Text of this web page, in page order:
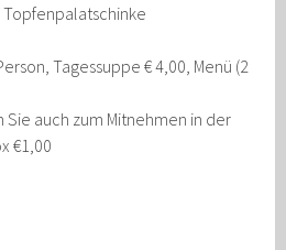
Tagessuppe € 4,00, Menü (2
auch zum Mitnehmen in der
€1,00